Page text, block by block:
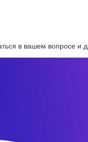
в вашем вопросе и